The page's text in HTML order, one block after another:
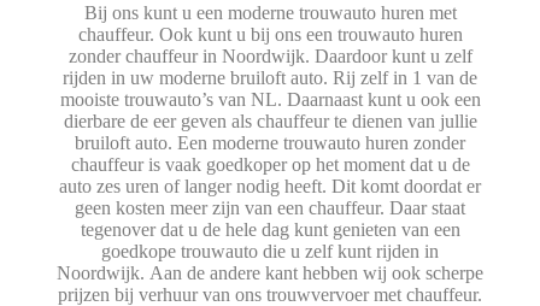
Bij ons kunt u een moderne trouwauto huren met
chauffeur. Ook kunt u bij ons een trouwauto huren
zonder chauffeur in Noordwijk. Daardoor kunt u zelf
rijden in uw moderne bruiloft auto. Rij zelf in 1 van de
mooiste trouwauto’s van NL. Daarnaast kunt u ook een
dierbare de eer geven als chauffeur te dienen van jullie
bruiloft auto. Een moderne trouwauto huren zonder
chauffeur is vaak goedkoper op het moment dat u de
auto zes uren of langer nodig heeft. Dit komt doordat er
geen kosten meer zijn van een chauffeur. Daar staat
tegenover dat u de hele dag kunt genieten van een
goedkope trouwauto die u zelf kunt rijden in
Noordwijk. Aan de andere kant hebben wij ook scherpe
prijzen bij verhuur van ons trouwvervoer met chauffeur.